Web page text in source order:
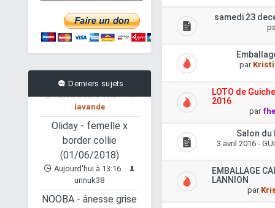
Derniers sujets
ans
Aujourd'hui à 15:38
lavande
MAYA - Chèvre semi
naine
Aujourd'hui à 15:34
lavande
Oliday - femelle x
border collie
(01/06/2018)
Aujourd'hui à 13:16
unnuk38
NOOBA - ânesse grise
clair - 17 ans
samedi 23
par
LOTO de
2016
par
Salon du
3 avril 2016 -
EMBALLAGE
LANNION
par